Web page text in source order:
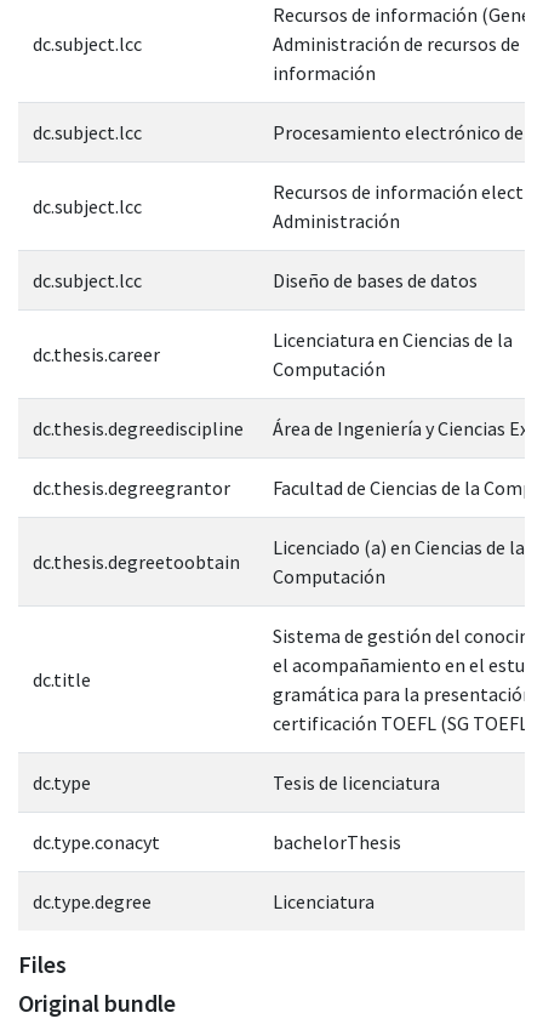
dc.subject.lcc
Recursos de información
Administración de recursos de
información
dc.subject.lcc Procesamiento electrónico de
dc.subject.lcc
Recursos de información
Administración
dc.subject.lcc Diseño de bases de datos
dc.thesis.career
Licenciatura en Ciencias de la
Computación
dc.thesis.degreediscipline Área de Ingeniería y Ciencias
dc.thesis.degreegrantor Facultad de Ciencias de la
dc.thesis.degreetoobtain
Licenciado (a) en Ciencias de la
Computación
dc.title
Sistema de gestión del
el acompañamiento en el
gramática para la presentación
certificación TOEFL (SG TOEFL)
dc.type Tesis de licenciatura
dc.type.conacyt bachelorThesis
dc.type.degree Licenciatura
Files
Original bundle